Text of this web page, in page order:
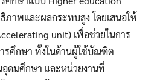
ภาพและผลกระทบสูง โดยเสนอให้
unit) เพื่อช่วยในการ
รศึกษา ทั้งในด้านผู้ใช้บัณฑิต
อุดมศึกษา และหน่วยงานที่